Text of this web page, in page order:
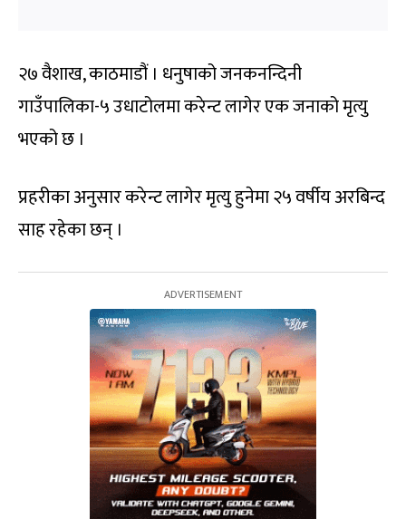
२७ वैशाख, काठमाडौं । धनुषाको जनकनन्दिनी
गाउँपालिका-५ उधाटोलमा करेन्ट लागेर एक जनाको मृत्यु
भएको छ ।
प्रहरीका अनुसार करेन्ट लागेर मृत्यु हुनेमा २५ वर्षीय अरबिन्द
साह रहेका छन् ।